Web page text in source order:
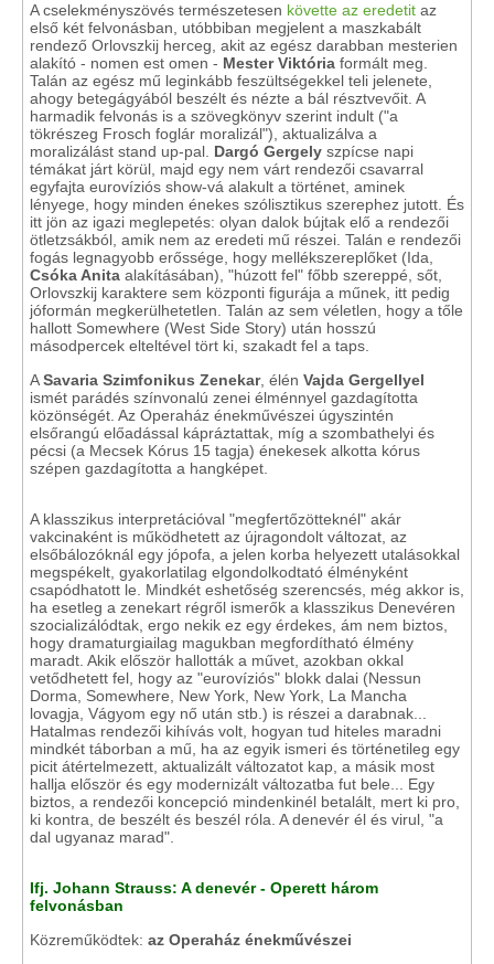
A cselekményszövés természetesen követte az eredetit az
első két felvonásban, utóbbiban megjelent a maszkabált
rendező Orlovszkij herceg, akit az egész darabban mesterien
alakító - nomen est omen - Mester Viktória formált meg.
Talán az egész mű leginkább feszültségekkel teli jelenete,
ahogy betegágyából beszélt és nézte a bál résztvevőit. A
harmadik felvonás is a szövegkönyv szerint indult ("a
tökrészeg Frosch foglár moralizál"), aktualizálva a
moralizálást stand up-pal. Dargó Gergely szpícse napi
témákat járt körül, majd egy nem várt rendezői csavarral
egyfajta eurovíziós show-vá alakult a történet, aminek
lényege, hogy minden énekes szólisztikus szerephez jutott. És
itt jön az igazi meglepetés: olyan dalok bújtak elő a rendezői
ötletzsákból, amik nem az eredeti mű részei. Talán e rendezői
fogás legnagyobb erőssége, hogy mellékszereplőket (Ida,
Csóka Anita alakításában), "húzott fel" főbb szereppé, sőt,
Orlovszkij karaktere sem központi figurája a műnek, itt pedig
jóformán megkerülhetetlen. Talán az sem véletlen, hogy a tőle
hallott Somewhere (West Side Story) után hosszú
másodpercek elteltével tört ki, szakadt fel a taps.
ASavaria Szimfonikus Zenekar, élén Vajda Gergellyel
ismét parádés színvonalú zenei élménnyel gazdagította
közönségét. Az Operaház énekművészei úgyszintén
elsőrangú előadással kápráztattak, míg a szombathelyi és
pécsi (a Mecsek Kórus 15 tagja) énekesek alkotta kórus
szépen gazdagította a hangképet.
A klasszikus interpretációval "megfertőzötteknél" akár
vakcinaként is működhetett az újragondolt változat, az
elsőbálozóknál egy jópofa, a jelen korba helyezett utalásokkal
megspékelt, gyakorlatilag elgondolkodtató élményként
csapódhatott le. Mindkét eshetőség szerencsés, még akkor is,
ha esetleg a zenekart régről ismerők a klasszikus Denevéren
szocializálódtak, ergo nekik ez egy érdekes, ám nem biztos,
hogy dramaturgiailag magukban megfordítható élmény
maradt. Akik először hallották a művet, azokban okkal
vetődhetett fel, hogy az "eurovíziós" blokk dalai (Nessun
Dorma, Somewhere, New York, New York, La Mancha
lovagja, Vágyom egy nő után stb.) is részei a darabnak...
Hatalmas rendezői kihívás volt, hogyan tud hiteles maradni
mindkét táborban a mű, ha az egyik ismeri és történetileg egy
picit átértelmezett, aktualizált változatot kap, a másik most
hallja először és egy modernizált változatba fut bele... Egy
biztos, a rendezői koncepció mindenkinél betalált, mert ki pro,
ki kontra, de beszélt és beszél róla. A denevér él és virul, "a
dal ugyanaz marad".
Ifj. Johann Strauss: A denevér - Operett három
felvonásban
Közreműködtek: az Operaház énekművészei